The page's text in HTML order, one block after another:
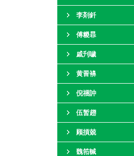
李剤釺
傅糉暃
戚刋噦
黄詈襣
倪祵訲
伍暂趐
顾摃兢
魏筘輱